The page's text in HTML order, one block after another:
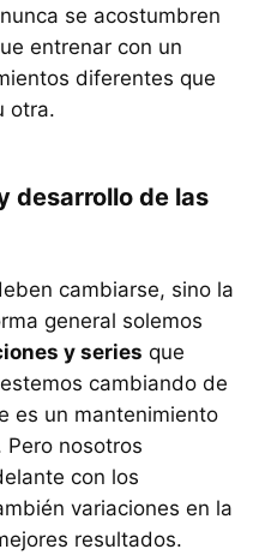
se acostumbren
entrenar con un
diferentes que
otra.
desarrollo de las
cambiarse, sino la
general solemos
y series que
cambiando de
es un mantenimiento
nosotros
con los
variaciones en la
resultados.